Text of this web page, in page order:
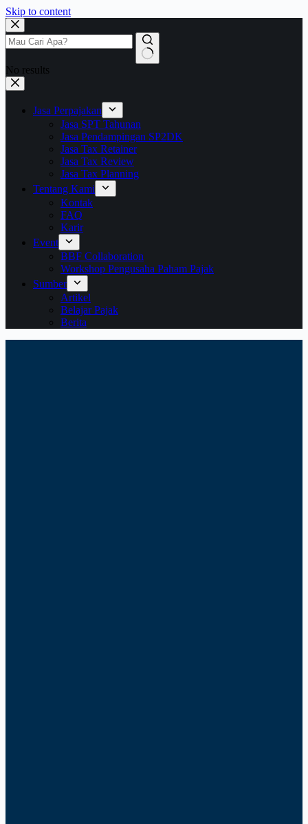
Skip to content
No results
Jasa Perpajakan
Jasa SPT Tahunan
Jasa Pendampingan SP2DK
Jasa Tax Retainer
Jasa Tax Review
Jasa Tax Planning
Tentang Kami
Kontak
FAQ
Karir
Event
BBF Collaboration
Workshop Pengusaha Paham Pajak
Sumber
Artikel
Belajar Pajak
Berita